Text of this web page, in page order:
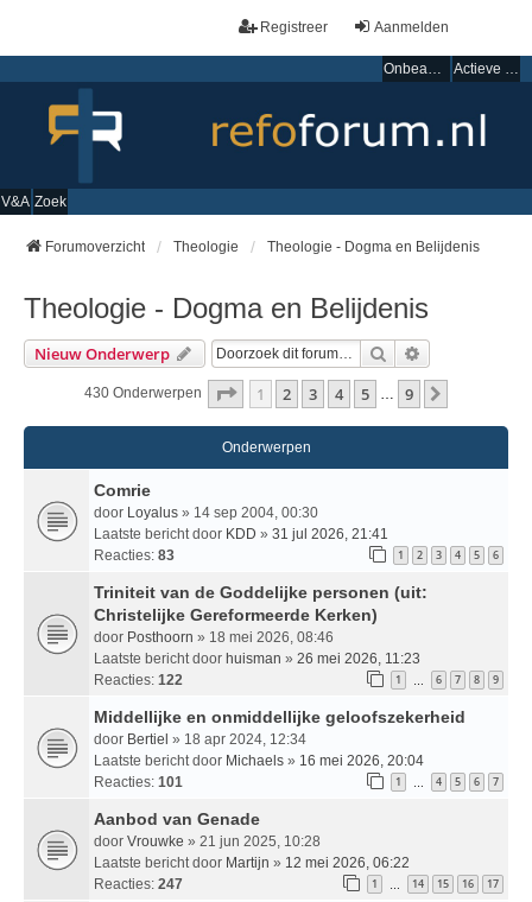
Aanmelden
Registreer
Onbeantwoorde onderwerpen Actieve onderwerpen
V&A Zoek
Forumoverzicht Theologie Theologie - Dogma en Belijdenis
Theologie - Dogma en Belijdenis
Nieuw Onderwerp Zoek
430 Onderwerpen Pagina Van9
1 2 3 4 5 9
Onderwerpen
Comrie
door Loyalus » 14 sep 2004, 00:30
Laatste bericht door KDD » 31 jul 2026, 21:41
Reacties: 83 1 2 3 4 5 6
Triniteit van de Goddelijke personen (uit:
Christelijke Gereformeerde Kerken)
door Posthoorn » 18 mei 2026, 08:46
Laatste bericht door huisman » 26 mei 2026, 11:23
Reacties: 122 1 … 6 7 8 9
Middellijke en onmiddellijke geloofszekerheid
door Bertiel » 18 apr 2024, 12:34
Laatste bericht door Michaels » 16 mei 2026, 20:04
Reacties: 101 1 … 4 5 6 7
Aanbod van Genade
door Vrouwke » 21 jun 2025, 10:28
Laatste bericht door Martijn » 12 mei 2026, 06:22
Reacties: 247 1 … 14 15 16 17